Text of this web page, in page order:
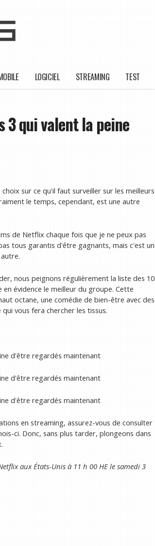
LOGICIEL STREAMING TEST
3 qui valent la peine
sur ce qu'il faut surveiller sur les meilleurs
le temps, cependant, est une autre
de Netflix chaque fois que je ne peux pas
tous garantis d'être gagnants, mais c'est un
nous peignons régulièrement la liste des 10
évidence le meilleur du groupe. Cette
octane, une comédie de bien-être avec des
vous fera chercher les tissus.
d'être regardés maintenant
d'être regardés maintenant
d'être regardés maintenant
en streaming, assurez-vous de consulter
ci. Donc, sans plus tarder, plongeons dans
aux États-Unis à 11 h 00 HE le samedi 3